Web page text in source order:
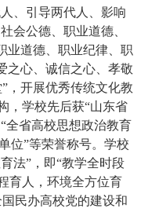
、引导两代人、影响
会公德、职业道德、
业道德、职业纪律、职
之心、诚信之心、孝敬
，开展优秀传统文化教
，学校先后获“山东省
全省高校思想政治教育
位”等荣誉称号。学校
法”，即“教学全时段
育人，环境全方位育
民办高校党的建设和